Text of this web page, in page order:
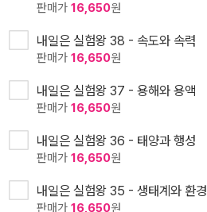
판매가 16,650원
내일은 실험왕 38 - 속도와 속력
판매가 16,650원
내일은 실험왕 37 - 용해와 용액
판매가 16,650원
내일은 실험왕 36 - 태양과 행성
판매가 16,650원
내일은 실험왕 35 - 생태계와 환경
판매가 16,650원